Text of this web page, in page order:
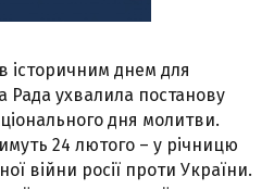
історичним днем для
Рада ухвалила постанову
дня молитви.
24 лютого – у річницю
війни росії проти України.